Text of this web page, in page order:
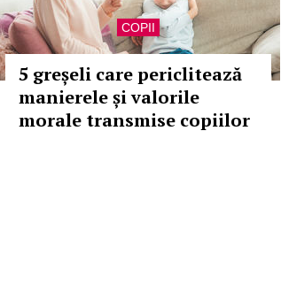
COPII
5 greșeli care periclitează
manierele și valorile
morale transmise copiilor